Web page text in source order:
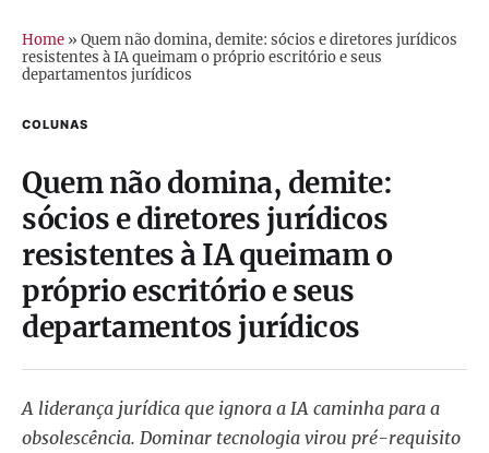
Home » Quem não domina, demite: sócios e diretores jurídicos
resistentes à IA queimam o próprio escritório e seus
departamentos jurídicos
COLUNAS
Quem não domina, demite:
sócios e diretores jurídicos
resistentes à IA queimam o
próprio escritório e seus
departamentos jurídicos
A liderança jurídica que ignora a IA caminha para a
obsolescência. Dominar tecnologia virou pré-requisito